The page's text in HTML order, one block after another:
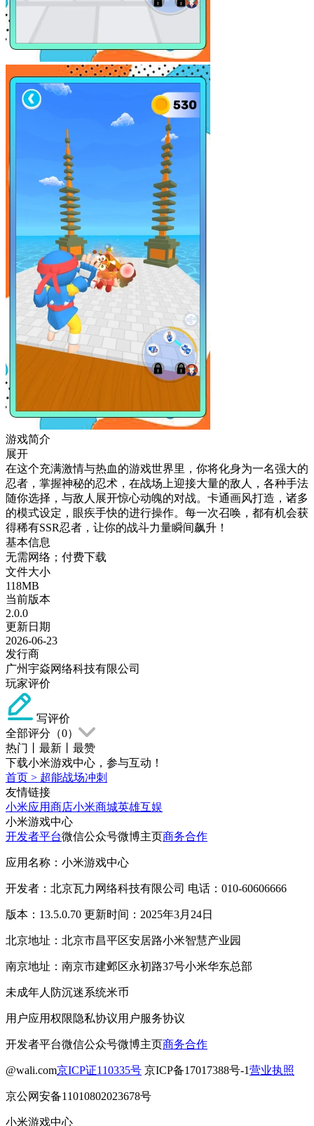
游戏简介
展开
在这个充满激情与热血的游戏世界里，你将化身为一名强大的
忍者，掌握神秘的忍术，在战场上迎接大量的敌人，各种手法
随你选择，与敌人展开惊心动魄的对战。卡通画风打造，诸多
的模式设定，眼疾手快的进行操作。每一次召唤，都有机会获
得稀有SSR忍者，让你的战斗力量瞬间飙升！
基本信息
无需网络；付费下载
文件大小
118MB
当前版本
2.0.0
更新日期
2026-06-23
发行商
广州宇焱网络科技有限公司
玩家评价
写评价
全部评分（0）
热门
最新
最赞
下载小米游戏中心，参与互动！
首页 > 超能战场冲刺
友情链接
小米应用商店小米商城英雄互娱
小米游戏中心
开发者平台微信公众号微博主页商务合作
应用名称：小米游戏中心
开发者：北京瓦力网络科技有限公司 电话：010-60606666
版本：13.5.0.70 更新时间：2025年3月24日
北京地址：北京市昌平区安居路小米智慧产业园
南京地址：南京市建邺区永初路37号小米华东总部
未成年人防沉迷系统米币
用户应用权限隐私协议用户服务协议
开发者平台微信公众号微博主页商务合作
@wali.com京ICP证110335号 京ICP备17017388号-1营业执照
京公网安备11010802023678号
小米游戏中心